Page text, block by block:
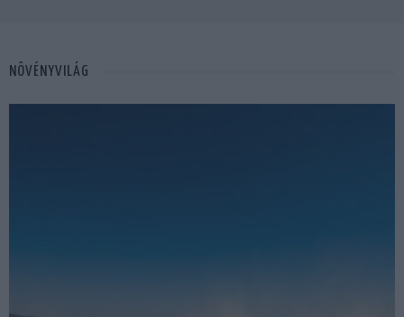
NÖVÉNYVILÁG